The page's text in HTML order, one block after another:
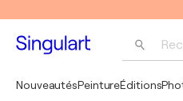
NouveautésPeintureÉditions